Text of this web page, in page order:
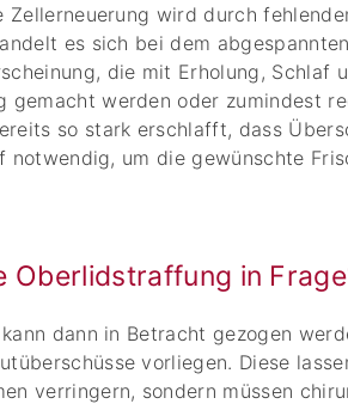
Zellerneuerung wird durch
es sich bei dem
die mit Erholung, Schlaf
gemacht werden oder zumindest
so stark erschlafft, dass
um die gewünschte
Oberlidstraffung in
dann in Betracht gezogen
vorliegen. Diese
verringern, sondern müssen